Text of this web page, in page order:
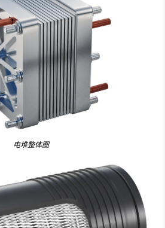
电堆整体图